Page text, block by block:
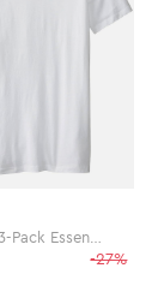
Lacoste Men's 3-Pack Essentials Cotton V-Neck T-Shirt
-27%